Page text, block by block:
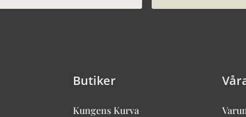
Butiker
Kungens Kurva